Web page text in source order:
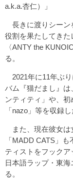
a.k.a.杏仁）」
長きに渡りシーン
役割を果たしてき
〈ANTY the
る。
2021年に11年ぶ
バム『猫だまし』
ンティティ」や、
「nazo」等を収録し
また、現在彼女は
「MADD CATS」
ティストをフック
日本語ラップ・東
る。